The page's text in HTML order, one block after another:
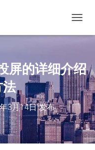
换
屏的详细介绍
法
3月14日发布